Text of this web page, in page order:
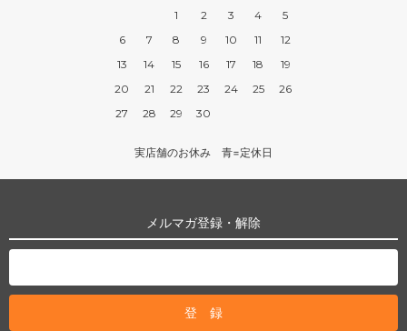
1
2 3 4
5
6
7 8 9 10 11
12
13
14 15 16 17 18
19
20
21 22 23 24 25
26
27
28 29 30
実店舗のお休み 青=定休日
メルマガ登録・解除